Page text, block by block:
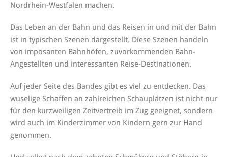
Nordrhein-Westfalen machen.
Das Leben an der Bahn und das Reisen in und mit der Bahn
ist in typischen Szenen dargestellt. Diese Szenen handeln
von imposanten Bahnhöfen, zuvorkommenden Bahn-
Angestellten und interessanten Reise-Destinationen.
Auf jeder Seite des Bandes gibt es viel zu entdecken. Das
wuselige Schaffen an zahlreichen Schauplätzen ist nicht nur
für den kurzweiligen Zeitvertreib im Zug geeignet, sondern
wird auch im Kinderzimmer von Kindern gern zur Hand
genommen.